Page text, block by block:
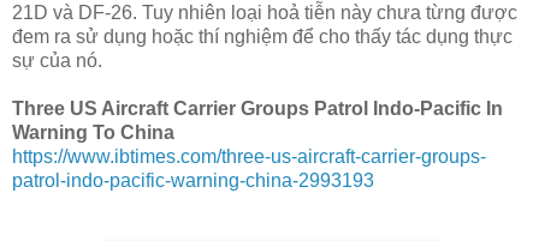
21D và DF-26. Tuy nhiên loại hoả tiễn này chưa từng được
đem ra sử dụng hoặc thí nghiệm để cho thấy tác dụng thực
sự của nó.
Three US Aircraft Carrier Groups Patrol Indo-Pacific In
Warning To China
https://www.ibtimes.com/three-us-aircraft-carrier-groups-
patrol-indo-pacific-warning-china-2993193